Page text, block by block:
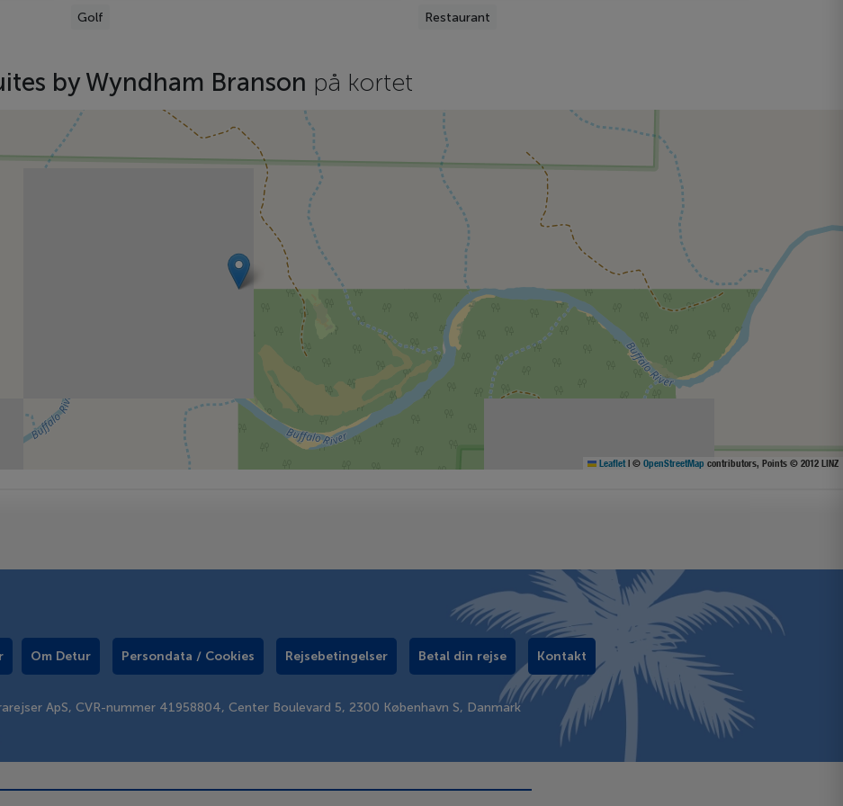
Golf Restaurant
by Wyndham Branson på kortet
Leaflet | © OpenStreetMap contributors, Points © 2012 LINZ
Om Detur Persondata / Cookies Rejsebetingelser Betal din rejse Kontakt
ApS, CVR-nummer 41958804, Center Boulevard 5, 2300 København S, Danmark